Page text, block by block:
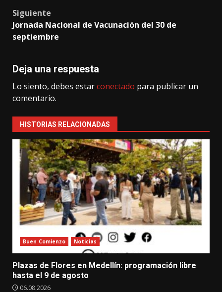
Siguiente
Jornada Nacional de Vacunación del 30 de
septiembre
Deja una respuesta
Lo siento, debes estarconectado para publicar un
comentario.
HISTORIAS RELACIONADAS
Buen Comienzo Noticias
Plazas de Flores en Medellín: programación libre
hasta el 9 de agosto
06.08.2026